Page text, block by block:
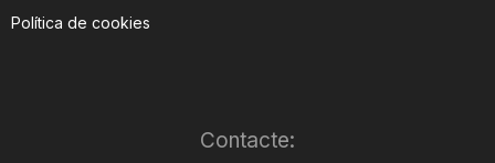
Política de cookies
Contacte: